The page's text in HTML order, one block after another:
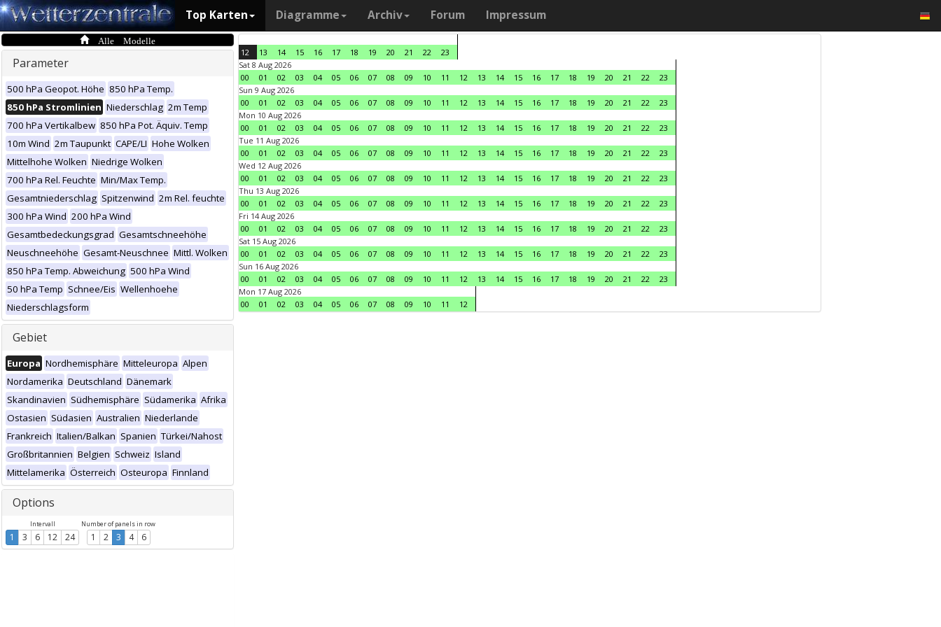
Top Karten Diagramme Archiv Forum Impressum
Alle Modelle
Parameter
500 hPa Geopot. Höhe 850 hPa Temp.
850 hPa Stromlinien Niederschlag 2m Temp
700 hPa Vertikalbew 850 hPa Pot. Äquiv. Temp
10m Wind 2m Taupunkt CAPE/LI Hohe Wolken
Mittelhohe Wolken Niedrige Wolken
700 hPa Rel. Feuchte Min/Max Temp.
Gesamtniederschlag Spitzenwind 2m Rel. feuchte
300 hPa Wind 200 hPa Wind
Gesamtbedeckungsgrad Gesamtschneehöhe
Neuschneehöhe Gesamt-Neuschnee Mittl. Wolken
850 hPa Temp. Abweichung 500 hPa Wind
50 hPa Temp Schnee/Eis Wellenhoehe
Niederschlagsform
Gebiet
Europa Nordhemisphäre Mitteleuropa Alpen
Nordamerika Deutschland Dänemark
Skandinavien Südhemisphäre Südamerika Afrika
Ostasien Südasien Australien Niederlande
Frankreich Italien/Balkan Spanien Türkei/Nahost
Großbritannien Belgien Schweiz Island
Mittelamerika Österreich Osteuropa Finnland
Options
Intervall
1 3 6 12 24
Number of panels in row
1 2 3 4 6
12 13 14 15 16 17 18 19 20 21 22
23
Sat 8 Aug 2026
00
01 02 03 04 05 06 07 08 09 10 11 12 13 14 15 16 17 18 19 20 21 22
23
Sun 9 Aug 2026
00
01 02 03 04 05 06 07 08 09 10 11 12 13 14 15 16 17 18 19 20 21 22
23
Mon 10 Aug 2026
00
01 02 03 04 05 06 07 08 09 10 11 12 13 14 15 16 17 18 19 20 21 22
23
Tue 11 Aug 2026
00
01 02 03 04 05 06 07 08 09 10 11 12 13 14 15 16 17 18 19 20 21 22
23
Wed 12 Aug 2026
00
01 02 03 04 05 06 07 08 09 10 11 12 13 14 15 16 17 18 19 20 21 22
23
Thu 13 Aug 2026
00
01 02 03 04 05 06 07 08 09 10 11 12 13 14 15 16 17 18 19 20 21 22
23
Fri 14 Aug 2026
00
01 02 03 04 05 06 07 08 09 10 11 12 13 14 15 16 17 18 19 20 21 22
23
Sat 15 Aug 2026
00
01 02 03 04 05 06 07 08 09 10 11 12 13 14 15 16 17 18 19 20 21 22
23
Sun 16 Aug 2026
00
01 02 03 04 05 06 07 08 09 10 11 12 13 14 15 16 17 18 19 20 21 22
23
Mon 17 Aug 2026
00
01 02 03 04 05 06 07 08 09 10 11 12